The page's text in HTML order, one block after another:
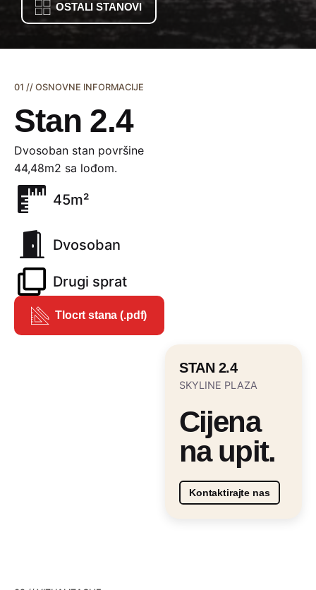
OSTALI STANOVI
01 // OSNOVNE INFORMACIJE
Stan 2.4
Dvosoban stan površine
44,48m2 sa lođom.
45m²
Dvosoban
Drugi sprat
Tlocrt stana (.pdf)
STAN 2.4
SKYLINE PLAZA
Cijena
na upit.
Kontaktirajte nas